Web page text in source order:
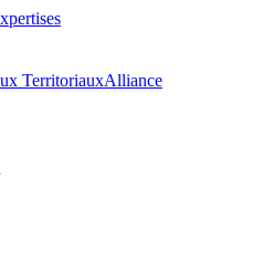
TerritoriauxAlliance